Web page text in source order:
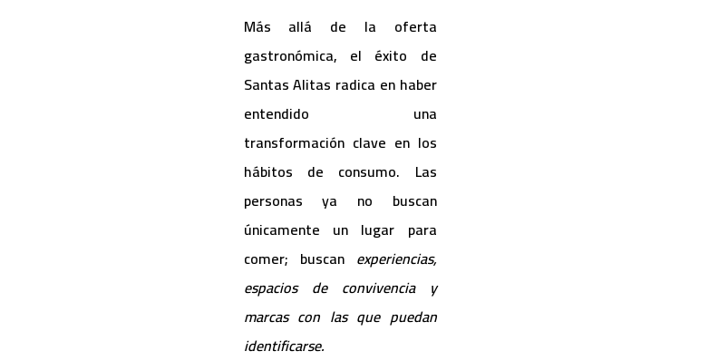
Más allá de la oferta
gastronómica, el éxito de
Santas Alitas radica en haber
entendido una
transformación clave en los
hábitos de consumo. Las
personas ya no buscan
únicamente un lugar para
comer; buscan experiencias,
espacios de convivencia y
marcas con las que puedan
identificarse.